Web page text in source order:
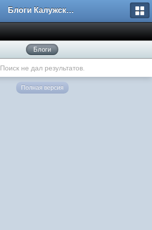
Блоги Калужского перекрестка
Блоги
Поиск не дал результатов.
Полная версия